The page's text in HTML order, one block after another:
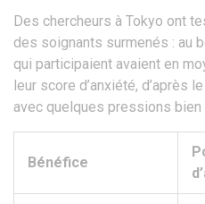
Des chercheurs à Tokyo ont
des soignants surmenés : au
qui participaient avaient en
leur score d’anxiété, d’après
avec quelques pressions bien
Bénéfice